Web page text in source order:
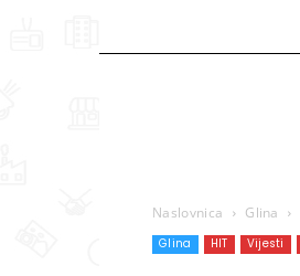
Naslovnica Glina
Glina HIT Vijesti